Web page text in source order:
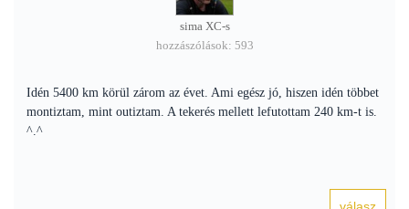
sima XC-s
hozzászólások: 593
Idén 5400 km körül zárom az évet. Ami egész jó, hiszen idén többet
montiztam, mint outiztam. A tekerés mellett lefutottam 240 km-t is.
^.^